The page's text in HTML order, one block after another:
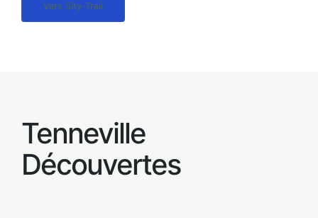
Vers Sity-Trail
Tenneville
Découvertes